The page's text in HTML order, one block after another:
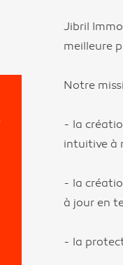
Jibril
meilleure
Notre
- la
intuitive à
- la
à jour en
- la